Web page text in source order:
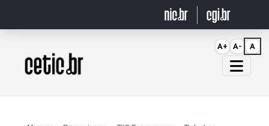
Página inicial
A+ A- A